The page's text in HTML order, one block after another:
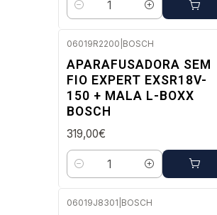
Quantidade
06019R2200 BOSCH
APARAFUSADORA SEM
FIO EXPERT EXSR18V-
150 + MALA L-BOXX
BOSCH
319,00€
Quantidade
06019J8301 BOSCH